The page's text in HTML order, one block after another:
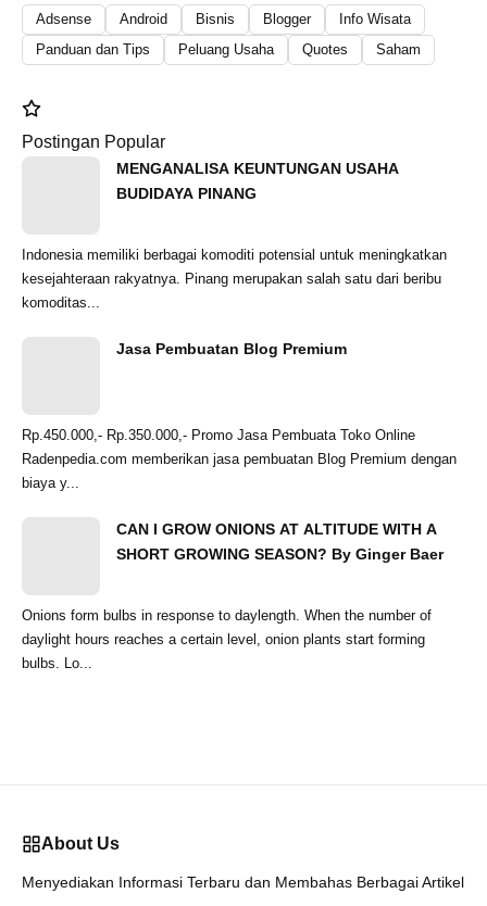
Adsense Android Bisnis Blogger
Info Wisata
Panduan dan Tips
Peluang Usaha Quotes Saham
Postingan Popular
MENGANALISA KEUNTUNGAN USAHA
BUDIDAYA PINANG
Indonesia memiliki berbagai komoditi potensial untuk meningkatkan
kesejahteraan rakyatnya. Pinang merupakan salah satu dari beribu
komoditas...
Jasa Pembuatan Blog Premium
Rp.450.000,- Rp.350.000,- Promo Jasa Pembuata Toko Online
Radenpedia.com memberikan jasa pembuatan Blog Premium dengan
biaya y...
CAN I GROW ONIONS AT ALTITUDE WITH A
SHORT GROWING SEASON? By Ginger Baer
Onions form bulbs in response to daylength. When the number of
daylight hours reaches a certain level, onion plants start forming
bulbs. Lo...
About Us
Menyediakan Informasi Terbaru dan Membahas Berbagai Artikel